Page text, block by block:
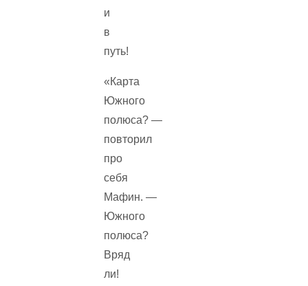
и
в
путь!
«Карта
Южного
полюса? —
повторил
про
себя
Мафин. —
Южного
полюса?
Вряд
ли!